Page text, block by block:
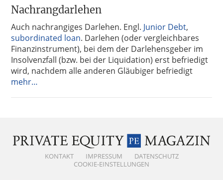
Nachrangdarlehen
Auch nachrangiges Darlehen. Engl. Junior Debt,
subordinated loan. Darlehen (oder vergleichbares
Finanzinstrument), bei dem der Darlehensgeber im
Insolvenzfall (bzw. bei der Liquidation) erst befriedigt
wird, nachdem alle anderen Gläubiger befriedigt
mehr…
KONTAKT IMPRESSUM
DATENSCHUTZ
COOKIE-EINSTELLUNGEN